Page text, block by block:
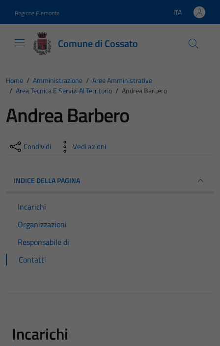
Regione Piemonte Lingua attiva:
ITA
Comune di Cossato
Home / Amministrazione / Aree Amministrative
/ Area Tecnica E Servizi Al Territorio / Andrea Barbero
Andrea Barbero
Condividi Vedi azioni
INDICE DELLA PAGINA
Incarichi
Organizzazioni
Responsabile di
Contatti
Incarichi